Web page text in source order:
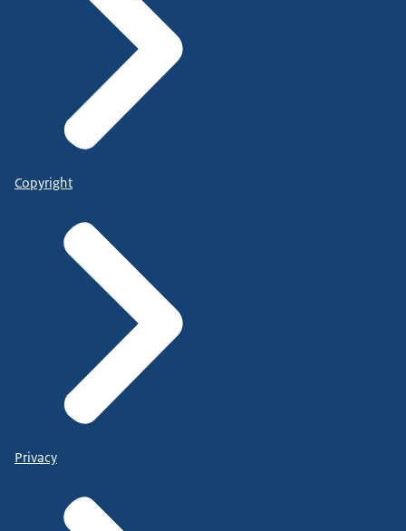
Copyright
Privacy